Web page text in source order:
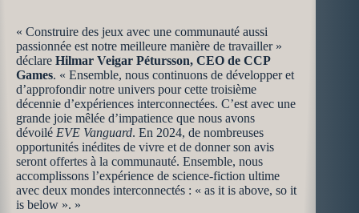
« Construire des jeux avec une communauté aussi
passionnée est notre meilleure manière de travailler »
déclare Hilmar Veigar Pétursson, CEO de CCP
Games. « Ensemble, nous continuons de développer et
d’approfondir notre univers pour cette troisième
décennie d’expériences interconnectées. C’est avec une
grande joie mêlée d’impatience que nous avons
dévoilé EVE Vanguard. En 2024, de nombreuses
opportunités inédites de vivre et de donner son avis
seront offertes à la communauté. Ensemble, nous
accomplissons l’expérience de science-fiction ultime
avec deux mondes interconnectés : « as it is above, so it
is below ». »